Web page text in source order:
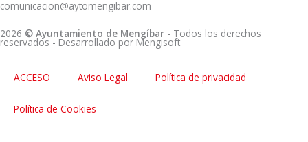
comunicacion@aytomengibar.com
2026 © Ayuntamiento de Mengíbar - Todos los derechos
reservados - Desarrollado por Mengisoft
ACCESO Aviso Legal Política de privacidad
Política de Cookies